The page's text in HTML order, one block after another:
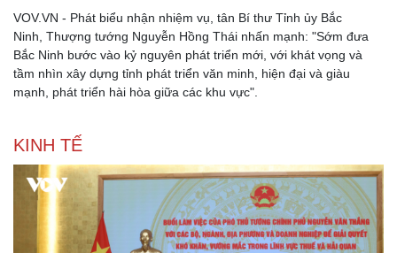
VOV.VN - Phát biểu nhận nhiệm vụ, tân Bí thư Tỉnh ủy Bắc
Ninh, Thượng tướng Nguyễn Hồng Thái nhấn mạnh: "Sớm đưa
Bắc Ninh bước vào kỷ nguyên phát triển mới, với khát vọng và
tầm nhìn xây dựng tỉnh phát triển văn minh, hiện đại và giàu
mạnh, phát triển hài hòa giữa các khu vực".
KINH TẾ